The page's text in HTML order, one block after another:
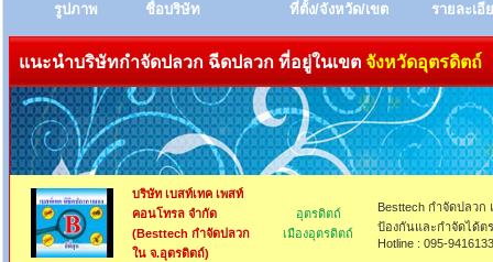
รูปภาพ ชื่อบริษัท ที่ตั้ง/จังหวัด/เขต รายละเอี
แนะนำบริษัทกำจัดปลวก ฉีดปลวก ที่อยู่ในเขต จังหวัดอุตรดิตถ์
บริษัท เบสท์เทค เพสท์
คอนโทรล จำกัด
(Besttech กำจัดปลวก
ใน จ.อุตรดิตถ์)
อุตรดิตถ์
เมืองอุตรดิตถ์
Besttech กำจัดปลวก
ป้องกันและกำจัดได้ต
Hotline : 095-